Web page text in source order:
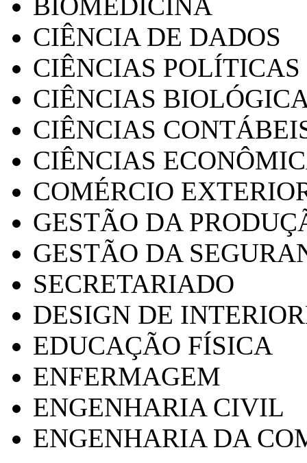
CIÊNCIA DE DADOS
CIÊNCIAS POLÍTICAS
CIÊNCIAS
CIÊNCIAS
CIÊNCIAS
COMÉRCIO
GESTÃO DA
GESTÃO DA
SECRETARIADO
DESIGN DE
EDUCAÇÃO FÍSICA
ENFERMAGEM
ENGENHARIA CIVIL
ENGENHARIA DA